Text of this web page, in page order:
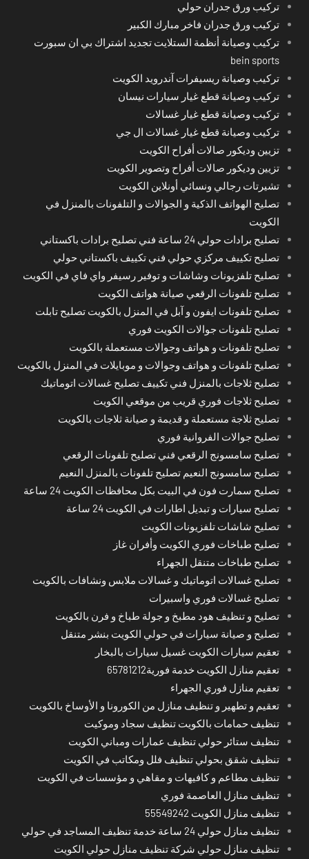
تركيب ورق جدران حولي
تركيب ورق جدران فاخر مبارك الكبير
تركيب وصيانة أنظمة الستلايت تجديد اشتراك بي ان سبورت
bein sports
تركيب وصيانة ريسيفرات آندرويد الكويت
تركيب وصيانة قطع غيار سيارات نيسان
تركيب وصيانة قطع غيار غسالات
تركيب وصيانة قطع غيار غسالات ال جي
تزيين وديكور صالات أفراح الكويت
تزيين وديكور صالات أفراح وتصوير الكويت
تشيرتات رجالي ونسائي أونلاين الكويت
تصليح الهواتف الذكية و الجوالات و التلفونات بالمنزل في
الكويت
تصليح برادات حولي 24 ساعة فني تصليح برادات باكستاني
تصليح تكييف مركزي حولي فني تكييف باكستاني حولي
تصليح تلفزيونات وشاشات و توفير رسيفر واي فاي في الكويت
تصليح تلفونات الرقعي صيانة هواتف الكويت
تصليح تلفونات ايفون و آبل في المنزل بالكويت تصليح تابلت
تصليح تلفونات جوالات الكويت فوري
تصليح تلفونات و هواتف وجوالات مستعملة بالكويت
تصليح تلفونات و هواتف وجوالات و موبايلات في المنزل بالكويت
تصليح ثلاجات بالمنزل فني تكييف تصليح غسالات اتوماتيك
تصليح ثلاجات فوري قريب من موقعي الكويت
تصليح ثلاجة مستعملة و قديمة و صيانة ثلاجات بالكويت
تصليح جوالات الفروانية فوري
تصليح سامسونج الرقعي فني تصليح تلفونات الرقعي
تصليح سامسونج النعيم تصليح تلفونات بالمنزل النعيم
تصليح سمارت فون في البيت بكل محافظات الكويت 24 ساعة
تصليح سيارات و تبديل اطارات في الكويت 24 ساعة
تصليح شاشات تلفزيونات الكويت
تصليح طباخات فوري الكويت وأفران غاز
تصليح طباخات متنقل الجهراء
تصليح غسالات اتوماتيك و غسالات ملابس ونشافات بالكويت
تصليح غسالات فوري واسبيرات
تصليح و تنظيف هود مطبخ و جولة طباخ و فرن بالكويت
تصليح و صيانة سيارات في حولي الكويت بنشر متنقل
تعقيم سيارات الكويت غسيل سيارات بالبخار
تعقيم منازل الكويت خدمة فورية65781212
تعقيم منازل فوري الجهراء
تعقيم و تطهير و تنظيف منازل من الكورونا و الأوساخ بالكويت
تنظيف حمامات بالكويت تنظيف سجاد وموكيت
تنظيف ستائر حولي تنظيف عمارات ومباني الكويت
تنظيف شقق بحولي تنظيف فلل ومكاتب في الكويت
تنظيف مطاعم و كافيهات و مقاهي و مؤسسات في الكويت
تنظيف منازل العاصمة فوري
تنظيف منازل الكويت 55549242
تنظيف منازل حولي 24 ساعة خدمة تنظيف المساجد في حولي
تنظيف منازل حولي شركة تنظيف منازل حولي الكويت